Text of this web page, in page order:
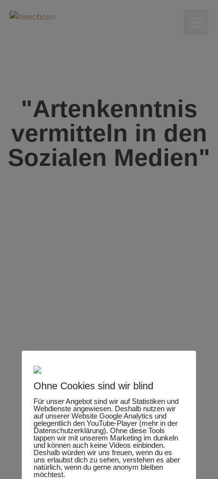
"Artenkenntnis
vermitteln in den
Sozialen Medien"
Ulf Püschel
Ohne Cookies sind wir blind
Für unser Angebot sind wir auf Statistiken und
Webdienste angewiesen. Deshalb nutzen wir
auf unserer Website Google Analytics und
gelegentlich den YouTube-Player (mehr in der
Datenschutzerklärung). Ohne diese Tools
tappen wir mit unserem Marketing im dunkeln
und können auch keine Videos einbinden.
Deshalb würden wir uns freuen, wenn du es
uns erlaubst dich zu sehen, verstehen es aber
natürlich, wenn du gerne anonym bleiben
möchtest.